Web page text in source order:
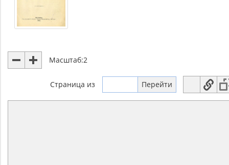
Масштаб:2
Страница из